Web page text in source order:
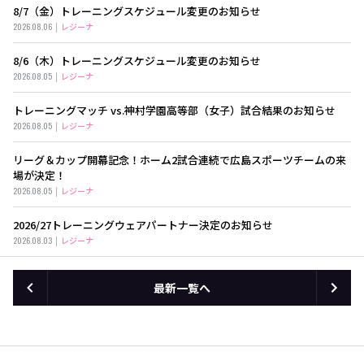
8/7（金）トレーニングスケジュール変更のお知らせ
2026.08.06 レジーナ
8/6（木）トレーニングスケジュール変更のお知らせ
2026.08.05 レジーナ
トレーニングマッチ vs.神村学園高等部（女子）試合結果のお知らせ
2026.08.05 レジーナ
リーグ＆カップ開幕記念！ホーム2試合連続で広島スポーツチームの来
場が決定！
2026.08.05 レジーナ
2026/27トレーニングウェアパートナー決定のお知らせ
2026.08.03 レジーナ
最新一覧へ